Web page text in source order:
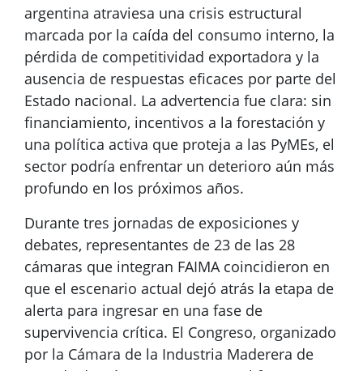
argentina atraviesa una crisis estructural
marcada por la caída del consumo interno, la
pérdida de competitividad exportadora y la
ausencia de respuestas eficaces por parte del
Estado nacional. La advertencia fue clara: sin
financiamiento, incentivos a la forestación y
una política activa que proteja a las PyMEs, el
sector podría enfrentar un deterioro aún más
profundo en los próximos años.
Durante tres jornadas de exposiciones y
debates, representantes de 23 de las 28
cámaras que integran FAIMA coincidieron en
que el escenario actual dejó atrás la etapa de
alerta para ingresar en una fase de
supervivencia crítica. El Congreso, organizado
por la Cámara de la Industria Maderera de